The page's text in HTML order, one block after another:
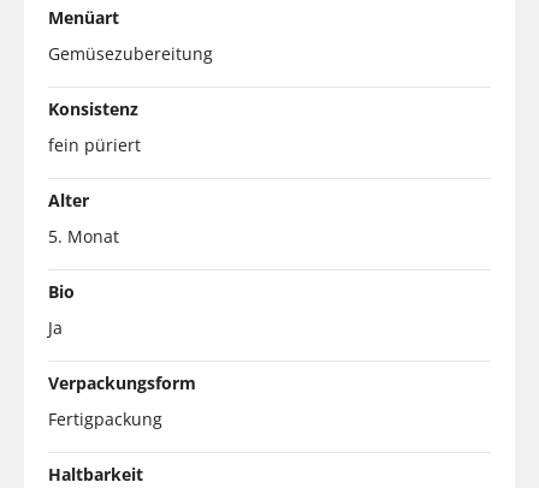
Menüart
Gemüsezubereitung
Konsistenz
fein püriert
Alter
5. Monat
Bio
Ja
Verpackungsform
Fertigpackung
Haltbarkeit